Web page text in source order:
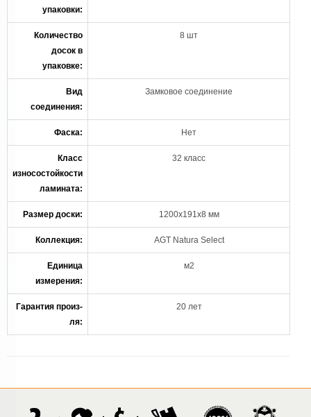
упаковки:
Количество
досок в
упаковке:
8 шт
Вид
соединения:
Замковое соединение
Фаска: Нет
Класс
износостойкости
ламината:
32 класс
Размер доски: 1200x191x8 мм
Коллекция: AGT Natura Select
Единица
измерения:
м2
Гарантия произ-
ля:
20 лет